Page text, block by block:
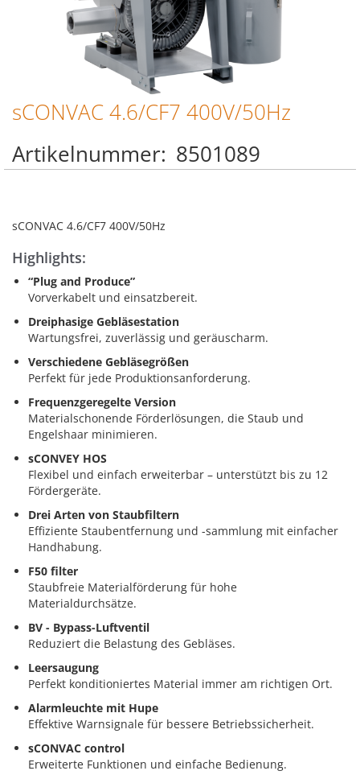
Zum
Anfang
Bildgalerie
springen
sCONVAC 4.6/CF7 400V/50Hz
Artikelnummer 8501089
sCONVAC 4.6/CF7 400V/50Hz
Highlights:
“Plug and Produce”
Vorverkabelt und einsatzbereit.
Dreiphasige Gebläsestation
Wartungsfrei, zuverlässig und geräuscharm.
Verschiedene Gebläsegrößen
Perfekt für jede Produktionsanforderung.
Frequenzgeregelte Version
Materialschonende Förderlösungen, die Staub und
Engelshaar minimieren.
sCONVEY HOS
Flexibel und einfach erweiterbar – unterstützt bis zu 12
Fördergeräte.
Drei Arten von Staubfiltern
Effiziente Staubentfernung und -sammlung mit einfacher
Handhabung.
F50 filter
Staubfreie Materialförderung für hohe
Materialdurchsätze.
BV - Bypass-Luftventil
Reduziert die Belastung des Gebläses.
Leersaugung
Perfekt konditioniertes Material immer am richtigen Ort.
Alarmleuchte mit Hupe
Effektive Warnsignale für bessere Betriebssicherheit.
sCONVAC control
Erweiterte Funktionen und einfache Bedienung.